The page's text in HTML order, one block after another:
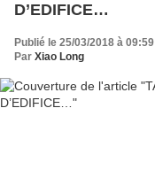
D’EDIFICE…
Publié le 25/03/2018 à 09:59
Par Xiao Long